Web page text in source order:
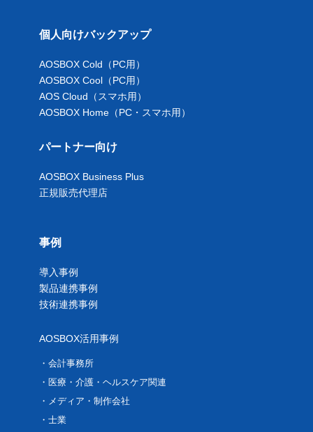
個人向けバックアップ
AOSBOX Cold（PC用）
AOSBOX Cool（PC用）
AOS Cloud（スマホ用）
AOSBOX Home（PC・スマホ用）
パートナー向け
AOSBOX Business Plus
正規販売代理店
事例
導入事例
製品連携事例
技術連携事例
AOSBOX活用事例
会計事務所
医療・介護・ヘルスケア関連
メディア・制作会社
士業